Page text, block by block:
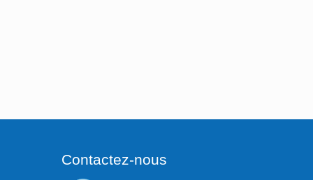
Contactez-nous